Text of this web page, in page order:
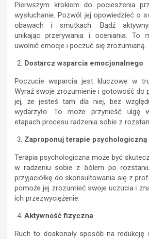
Pierwszym krokiem do pocieszenia
wysłuchanie. Pozwól jej opowiedzieć o
obawach i smutkach. Bądź
unikając przerywania i oceniania. To
uwolnić emocje i poczuć się zrozumianą.
Dostarcz wsparcia emocjonalnego
Poczucie wsparcia jest kluczowe w
Wyraź swoje zrozumienie i gotowość do
jej, że jesteś tam dla niej, bez
wydarzyło. To może przynieść ulgę
etapach procesu radzenia sobie z
Zaproponuj terapie psychologiczną
Terapia psychologiczna może być
w radzeniu sobie z bólem po
przyjaciółkę do skonsultowania się z
pomoże jej zrozumieć swoje uczucia i
ich przezwyciężenie.
Aktywność fizyczna
Ruch to doskonały sposób na redukcję